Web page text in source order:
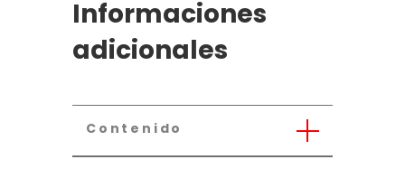
Informaciones
adicionales
Contenido